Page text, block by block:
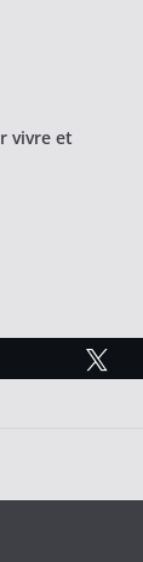
vivre et